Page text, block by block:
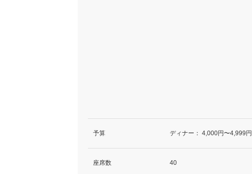
予算 ディナー： 4,000円〜4,999円
座席数 40